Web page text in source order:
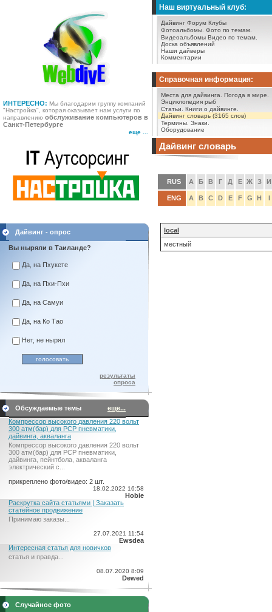
ИНТЕРЕСНО: Мы благодарим группу компаний
"Настройка", которая оказывает нам услуги по
направлению обслуживание компьютеров в
Санкт-Петербурге
еще ...
Наш виртуальный клуб:
Дайвинг Форум Клубы
Фотоальбомы. Фото по темам.
Видеоальбомы Видео по темам.
Доска объявлений
Наши дайверы
Комментарии
Справочная информация:
Места для дайвинга.
Погода в мире.
Энциклопедия рыб
Статьи.
Книги о дайвинге.
Дайвинг словарь (3165 слов)
Термины. Знаки.
Оборудование
Дайвинг - опрос
Вы ныряли в Таиланде?
Да, на Пхукете
Да, на Пхи-Пхи
Да, на Самуи
Да, на Ко Тао
Нет, не нырял
результаты
опроса
Обсуждаемые темы
еще...
Компрессор высокого давления 220 вольт
300 атм(бар) для PCP пневматики,
дайвинга, акваланга
Компрессор высокого давления 220 вольт
300 атм(бар) для PCP пневматики,
дайвинга, пейнтбола, акваланга
электрический c...
прикреплено фото/видео: 2 шт.
18.02.2022 16:58
Hobie
Раскрутка сайта статьями | Заказать
статейное продвижение
Принимаю заказы...
27.07.2021 11:54
Ewsdea
Интересная статья для новичков
статья и правда...
08.07.2020 8:09
Dewed
Случайное фото
Дайвинг словарь
RUS А Б В Г Д Е Ж З И
ENG A B C D E F G H I
local
местный